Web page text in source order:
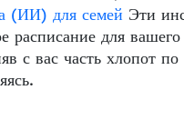
(ИИ) для семей Эти
расписание для
с вас часть хлопот